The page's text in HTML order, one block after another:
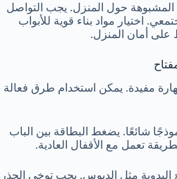
المشبوهة حول المنزل. يجب التواصل
اختيار مواد بناء قوية للأبواب
على أمان المنزل.
مفيدة. يمكن استخدام طرق فعالة
شائعًا. يضغط البطاقة بين الباب
تعمل مع الأقفال العادية.
اليدوية مثل الدبوس. يجب توخي الحذر